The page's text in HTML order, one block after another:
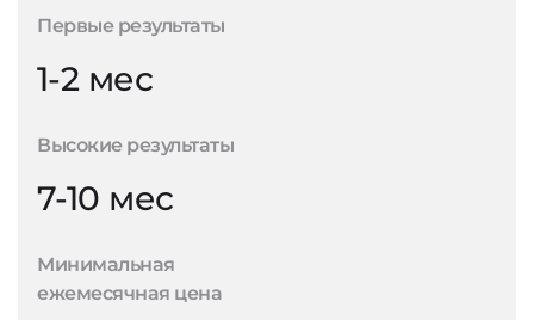
Первые результаты
1-2 мес
Высокие результаты
7-10 мес
Минимальная
ежемесячная цена